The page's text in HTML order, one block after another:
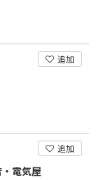
追加
追加
電気屋